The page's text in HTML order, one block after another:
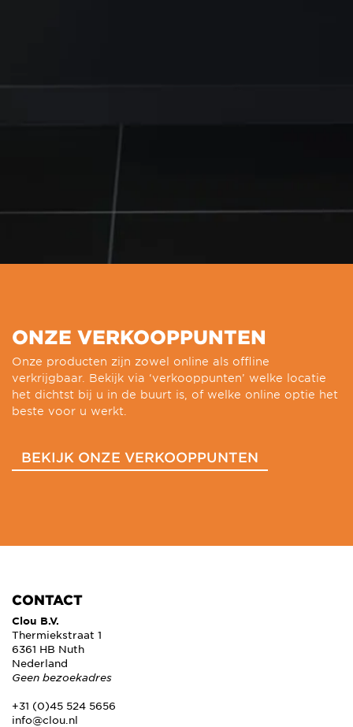
ONZE VERKOOPPUNTEN
Onze producten zijn zowel online als offline
verkrijgbaar. Bekijk via ‘verkooppunten’ welke locatie
het dichtst bij u in de buurt is, of welke online optie het
beste voor u werkt.
BEKIJK ONZE VERKOOPPUNTEN
CONTACT
Clou B.V.
Thermiekstraat 1
6361 HB Nuth
Nederland
Geen bezoekadres
+31 (0)45 524 5656
info@clou.nl